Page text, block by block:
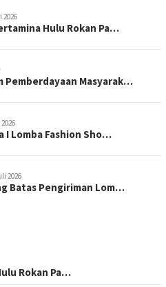
2026
Hulu Rokan Pa…
Pemberdayaan Masyarak…
I Lomba Fashion Sho…
2026
Batas Pengiriman Lom…
Rokan Pa…